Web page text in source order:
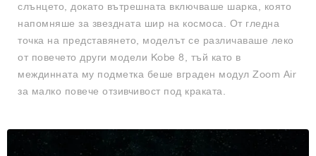
слънцето, докато вътрешната включваше шарка, която
напомняше за звездната шир на космоса. От гледна
точка на представянето, моделът се различаваше леко
от повечето други модели Kobe 8, тъй като в
междинната му подметка беше вграден модул Zoom Air
за малко повече отзивчивост под краката.